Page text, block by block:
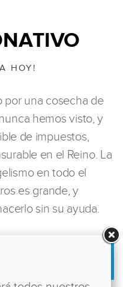
HOY!
una cosecha de
hemos visto, y
de impuestos,
en el Reino. La
en todo el
es grande, y
sin su ayuda.